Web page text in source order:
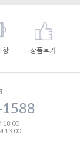
항 상품후기
18:00
13:00